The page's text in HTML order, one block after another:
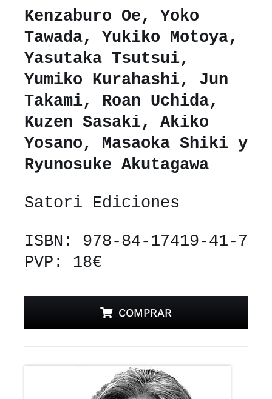
Kenzaburo Oe, Yoko
Tawada, Yukiko Motoya,
Yasutaka Tsutsui,
Yumiko Kurahashi, Jun
Takami, Roan Uchida,
Kuzen Sasaki, Akiko
Yosano, Masaoka Shiki y
Ryunosuke Akutagawa
Satori Ediciones
ISBN: 978-84-17419-41-7
PVP: 18€
COMPRAR